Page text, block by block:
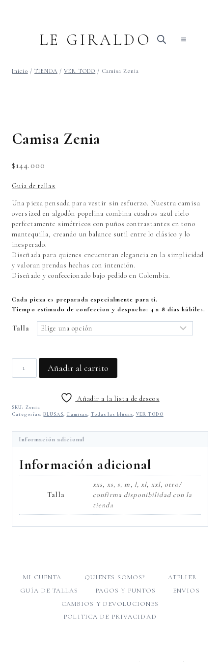
LE GIRALDO
Inicio / TIENDA / VER TODO / Camisa Zenia
Camisa Zenia
$144.000
Guía de tallas
Una pieza pensada para vestir sin esfuerzo. Nuestra camisa
oversized en algodón popelina combina cuadros azul cielo
perfectamente simétricos con puños contrastantes en tono
mantequilla, creando un balance sutil entre lo clásico y lo
inesperado.
Diseñada para quienes encuentran elegancia en la simplicidad
y valoran prendas hechas con intención.
Diseñado y confeccionado bajo pedido en Colombia.
Cada pieza es preparada especialmente para ti.
Tiempo estimado de confeccion y despacho: 4 a 8 días hábiles.
Talla
Añadir al carrito
Añadir a la lista de deseos
SKU: Zenia
Categorías:BLUSAS, Camisas, Todas las blusas, VER TODO
Información adicional
Información adicional
Talla
xxs, xs, s, m, l, xl, xxl, otro/
confirma disponibilidad con la
tienda
MI CUENTA QUIENES SOMOS?
ATELIER
GUÍA DE TALLAS
PAGOS Y PUNTOS
ENVIOS
CAMBIOS Y DEVOLUCIONES
POLITICA DE PRIVACIDAD